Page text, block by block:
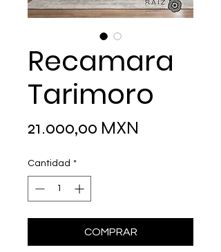
Recamara
Tarimoro
21.000,00 MXN
Cantidad *
COMPRAR